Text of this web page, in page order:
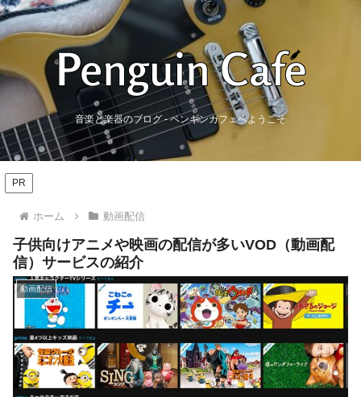
音楽と楽器のブログ - ペンギンカフェへようこそ
PR
ホーム 動画配信
子供向けアニメや映画の配信が多いVOD（動画配
信）サービスの紹介
動画配信